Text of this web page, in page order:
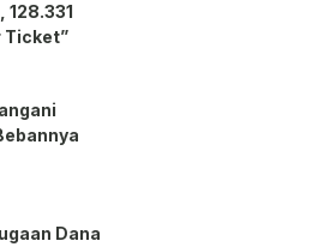
Ticket”
Dana